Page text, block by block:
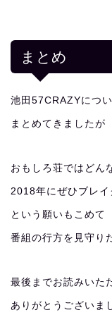
まとめ
池田57CRAZYにつ
まとめてきましたが
おもしろ荘ではどん
2018年にぜひブレイ
という願いもこめて
番組の行方を見守り
最後までお読みいた
ありがとうございま